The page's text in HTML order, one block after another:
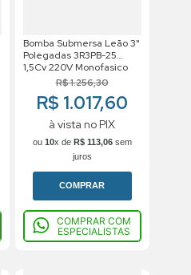
Bomba Submersa Leão 3"
Polegadas 3R3PB-25
1,5Cv 220V Monofasico
R$1.256,30
R$ 1.017,60
à vista no PIX
ou 10x de R$ 113,06sem
juros
COMPRAR
COMPRAR COM
ESPECIALISTAS